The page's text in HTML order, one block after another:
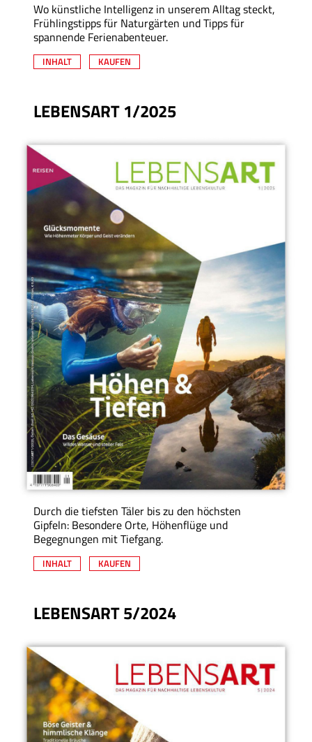
Wo künstliche Intelligenz in unserem Alltag steckt,
Frühlingstipps für Naturgärten und Tipps für
spannende Ferienabenteuer.
INHALT KAUFEN
LEBENSART 1/2025
Durch die tiefsten Täler bis zu den höchsten
Gipfeln: Besondere Orte, Höhenflüge und
Begegnungen mit Tiefgang.
INHALT KAUFEN
LEBENSART 5/2024